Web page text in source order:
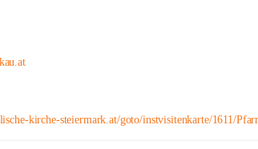
kirche-steiermark.at/goto/instvisitenkarte/1611/